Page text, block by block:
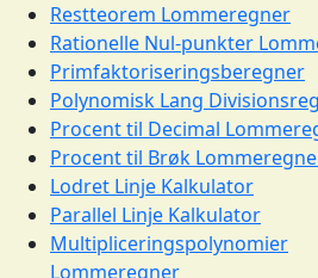
Restteorem Lommeregner
Rationelle Nul-punkter
Primfaktoriseringsberegner
Polynomisk Lang
Procent til Decimal
Procent til Brøk
Lodret Linje Kalkulator
Parallel Linje Kalkulator
Multipliceringspolynomier
Lommeregner